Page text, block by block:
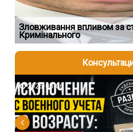
Зловживання впливом за
Кримінального
2026-08-06